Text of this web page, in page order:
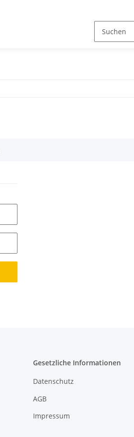
Gesetzliche Informationen
Datenschutz
AGB
Impressum